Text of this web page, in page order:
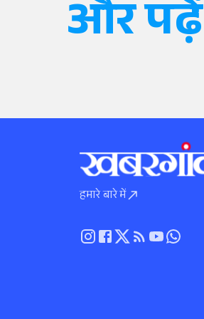
और पढ़ें
हमारे बारे में